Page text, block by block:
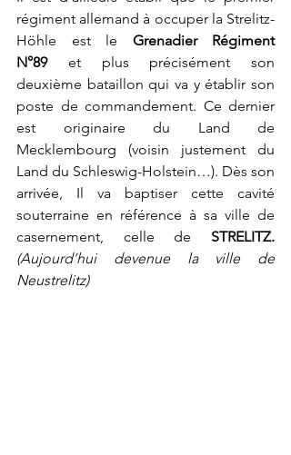
régiment allemand à occuper la Strelitz-
Höhle est le Grenadier Régiment
N°89 et plus précisément son
deuxième bataillon qui va y établir son
poste de commandement. Ce dernier
est originaire du Land de
Mecklembourg (voisin justement du
Land du Schleswig-Holstein…). Dès son
arrivée, Il va baptiser cette cavité
souterraine en référence à sa ville de
casernement, celle de
(Aujourd’hui devenue la ville de
Neustrelitz)